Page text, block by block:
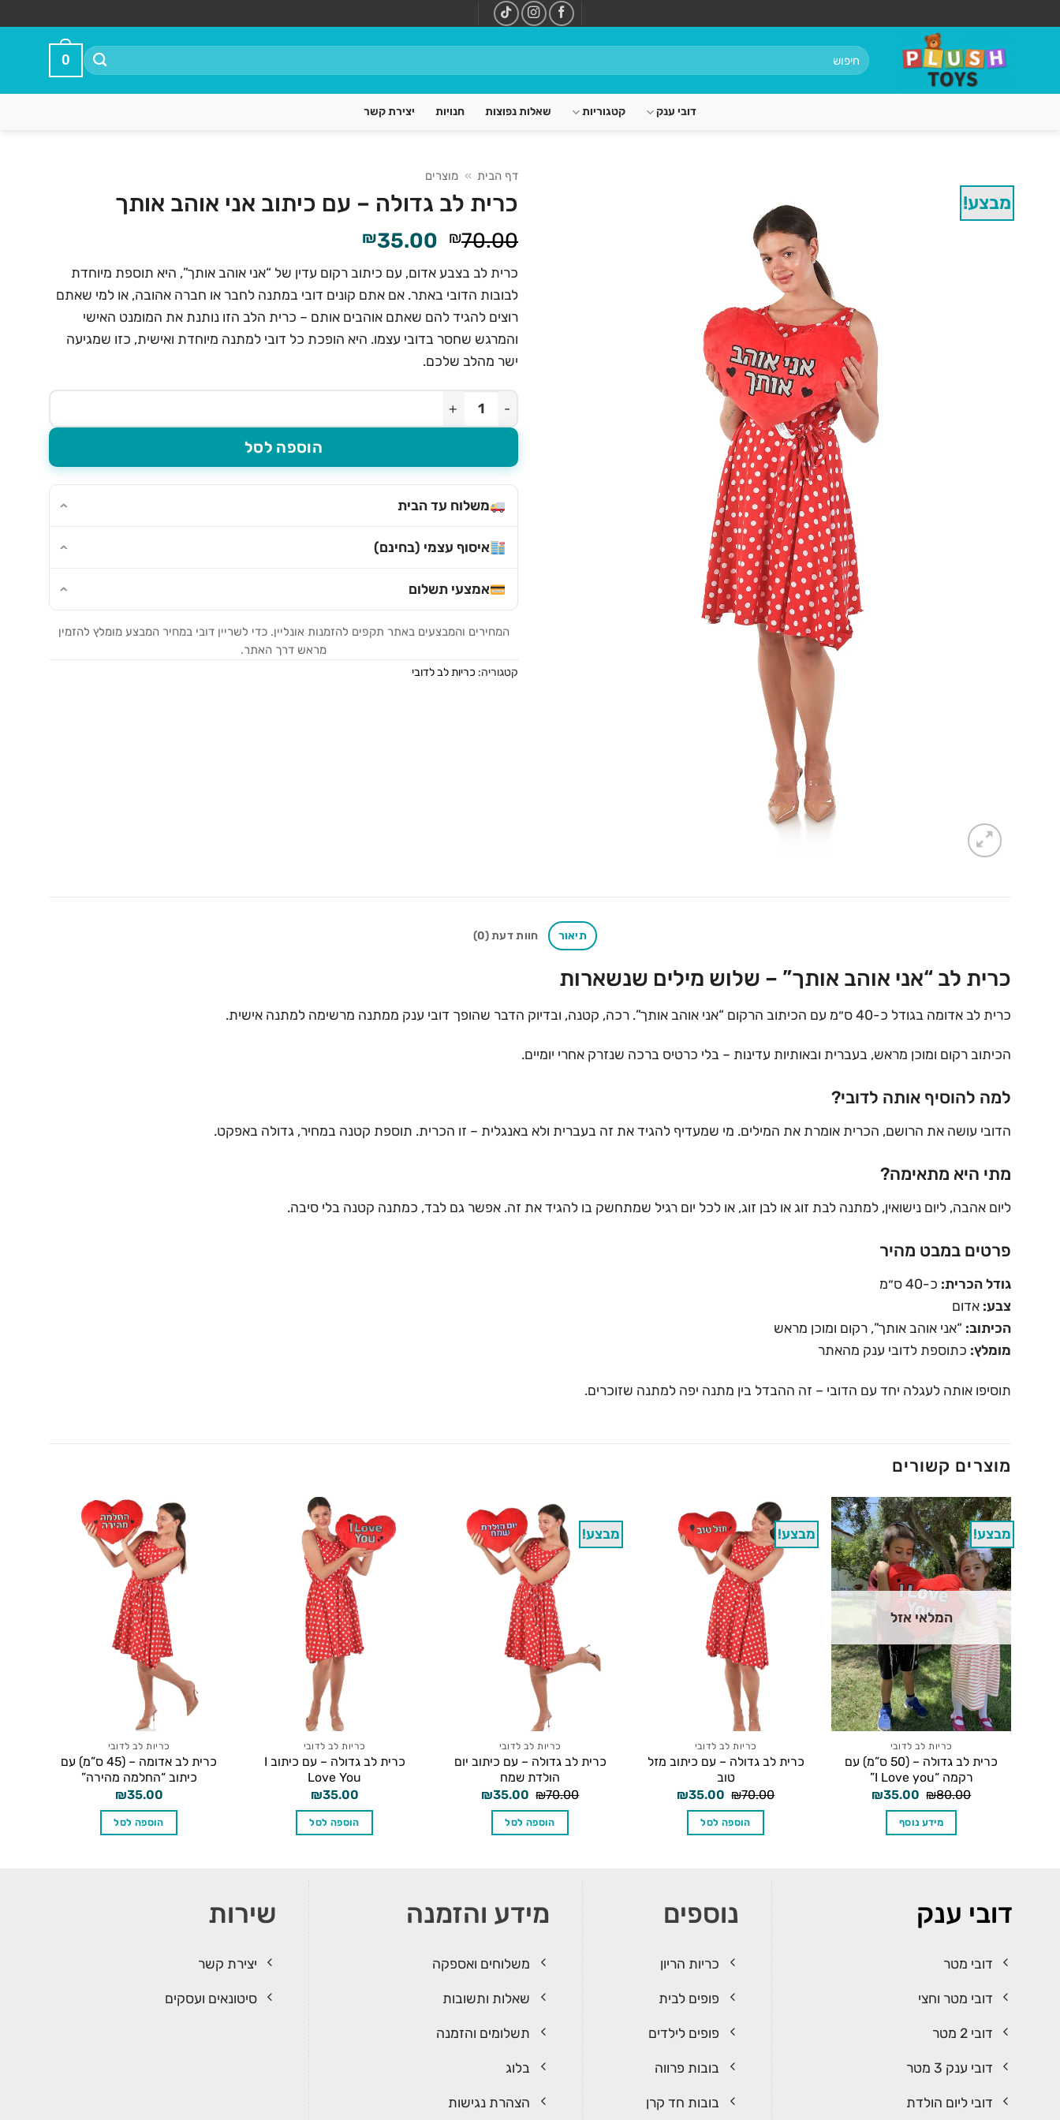
חיפוש
עבור:
0
דובי ענק קטגוריות שאלות נפוצות חנויות יצירת קשר
מבצע!
דף הבית » מוצרים
כרית לב גדולה – עם כיתוב אני אוהב אותך
₪70.00
המחיר
היה:
₪70.00.
₪35.00 המחיר
הוא:
₪35.00.
כרית לב בצבע אדום, עם כיתוב רקום עדין של “אני אוהב אותך”, היא תוספת מיוחדת
לבובות הדובי באתר. אם אתם קונים דובי במתנה לחבר או חברה אהובה, או למי שאתם
רוצים להגיד להם שאתם אוהבים אותם – כרית הלב הזו נותנת את המומנט האישי
והמרגש שחסר בדובי עצמו. היא הופכת כל דובי למתנה מיוחדת ואישית, כזו שמגיעה
ישר מהלב שלכם.
כמות של כרית לב גדולה - עם כיתוב אני אוהב אותך
הוספה לסל
משלוח עד הבית
איסוף עצמי (בחינם)
אמצעי תשלום
המחירים והמבצעים באתר תקפים להזמנות אונליין. כדי לשריין דובי במחיר המבצע מומלץ להזמין
מראש דרך האתר.
קטגוריה: כריות לב לדובי
תיאור חוות דעת (0)
כרית לב “אני אוהב אותך” – שלוש מילים שנשארות
כרית לב אדומה בגודל כ-40 ס״מ עם הכיתוב הרקום “אני אוהב אותך”. רכה, קטנה, ובדיוק הדבר שהופך דובי ענק ממתנה מרשימה למתנה אישית.
הכיתוב רקום ומוכן מראש, בעברית ובאותיות עדינות – בלי כרטיס ברכה שנזרק אחרי יומיים.
למה להוסיף אותה לדובי?
הדובי עושה את הרושם, הכרית אומרת את המילים. מי שמעדיף להגיד את זה בעברית ולא באנגלית – זו הכרית. תוספת קטנה במחיר, גדולה באפקט.
מתי היא מתאימה?
ליום אהבה, ליום נישואין, למתנה לבת זוג או לבן זוג, או לכל יום רגיל שמתחשק בו להגיד את זה. אפשר גם לבד, כמתנה קטנה בלי סיבה.
פרטים במבט מהיר
גודל הכרית: כ-40 ס״מ
צבע: אדום
הכיתוב: “אני אוהב אותך”, רקום ומוכן מראש
מומלץ: כתוספת לדובי ענק מהאתר
תוסיפו אותה לעגלה יחד עם הדובי – זה ההבדל בין מתנה יפה למתנה שזוכרים.
מוצרים קשורים
מבצע!
המלאי אזל
כריות לב לדובי
כרית לב גדולה – (50 ס”מ) עם
רקמה “I Love you”
₪80.00 המחיר
היה:
₪80.00.
₪35.00
מידע נוסף
מבצע!
כריות לב לדובי
כרית לב גדולה – עם כיתוב מזל
טוב
₪70.00 המחיר
היה:
₪70.00.
₪35.00
הוספה לסל
מבצע!
כריות לב לדובי
כרית לב גדולה – עם כיתוב יום
הולדת שמח
₪70.00 המחיר
היה:
₪70.00.
₪35.00
הוספה לסל
כריות לב לדובי
כרית לב גדולה – עם כיתוב I
Love You
₪35.00
הוספה לסל
כריות לב לדובי
כרית לב אדומה – (45 ס”מ) עם
כיתוב “החלמה מהירה”
₪35.00
הוספה לסל
דובי ענק
דובי מטר
דובי מטר וחצי
דובי 2 מטר
דובי ענק 3 מטר
דובי ליום הולדת
נוספים
כריות הריון
פופים לבית
פופים לילדים
בובות פרווה
בובות חד קרן
מידע והזמנה
משלוחים ואספקה
שאלות ותשובות
תשלומים והזמנה
בלוג
הצהרת נגישות
שירות
יצירת קשר
סיטונאים ועסקים